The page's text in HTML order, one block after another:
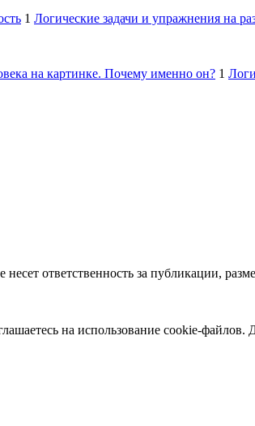
1 Логические задачи и упражнения на
на картинке. Почему именно он? 1
ответственность за публикации,
на использование cookie-